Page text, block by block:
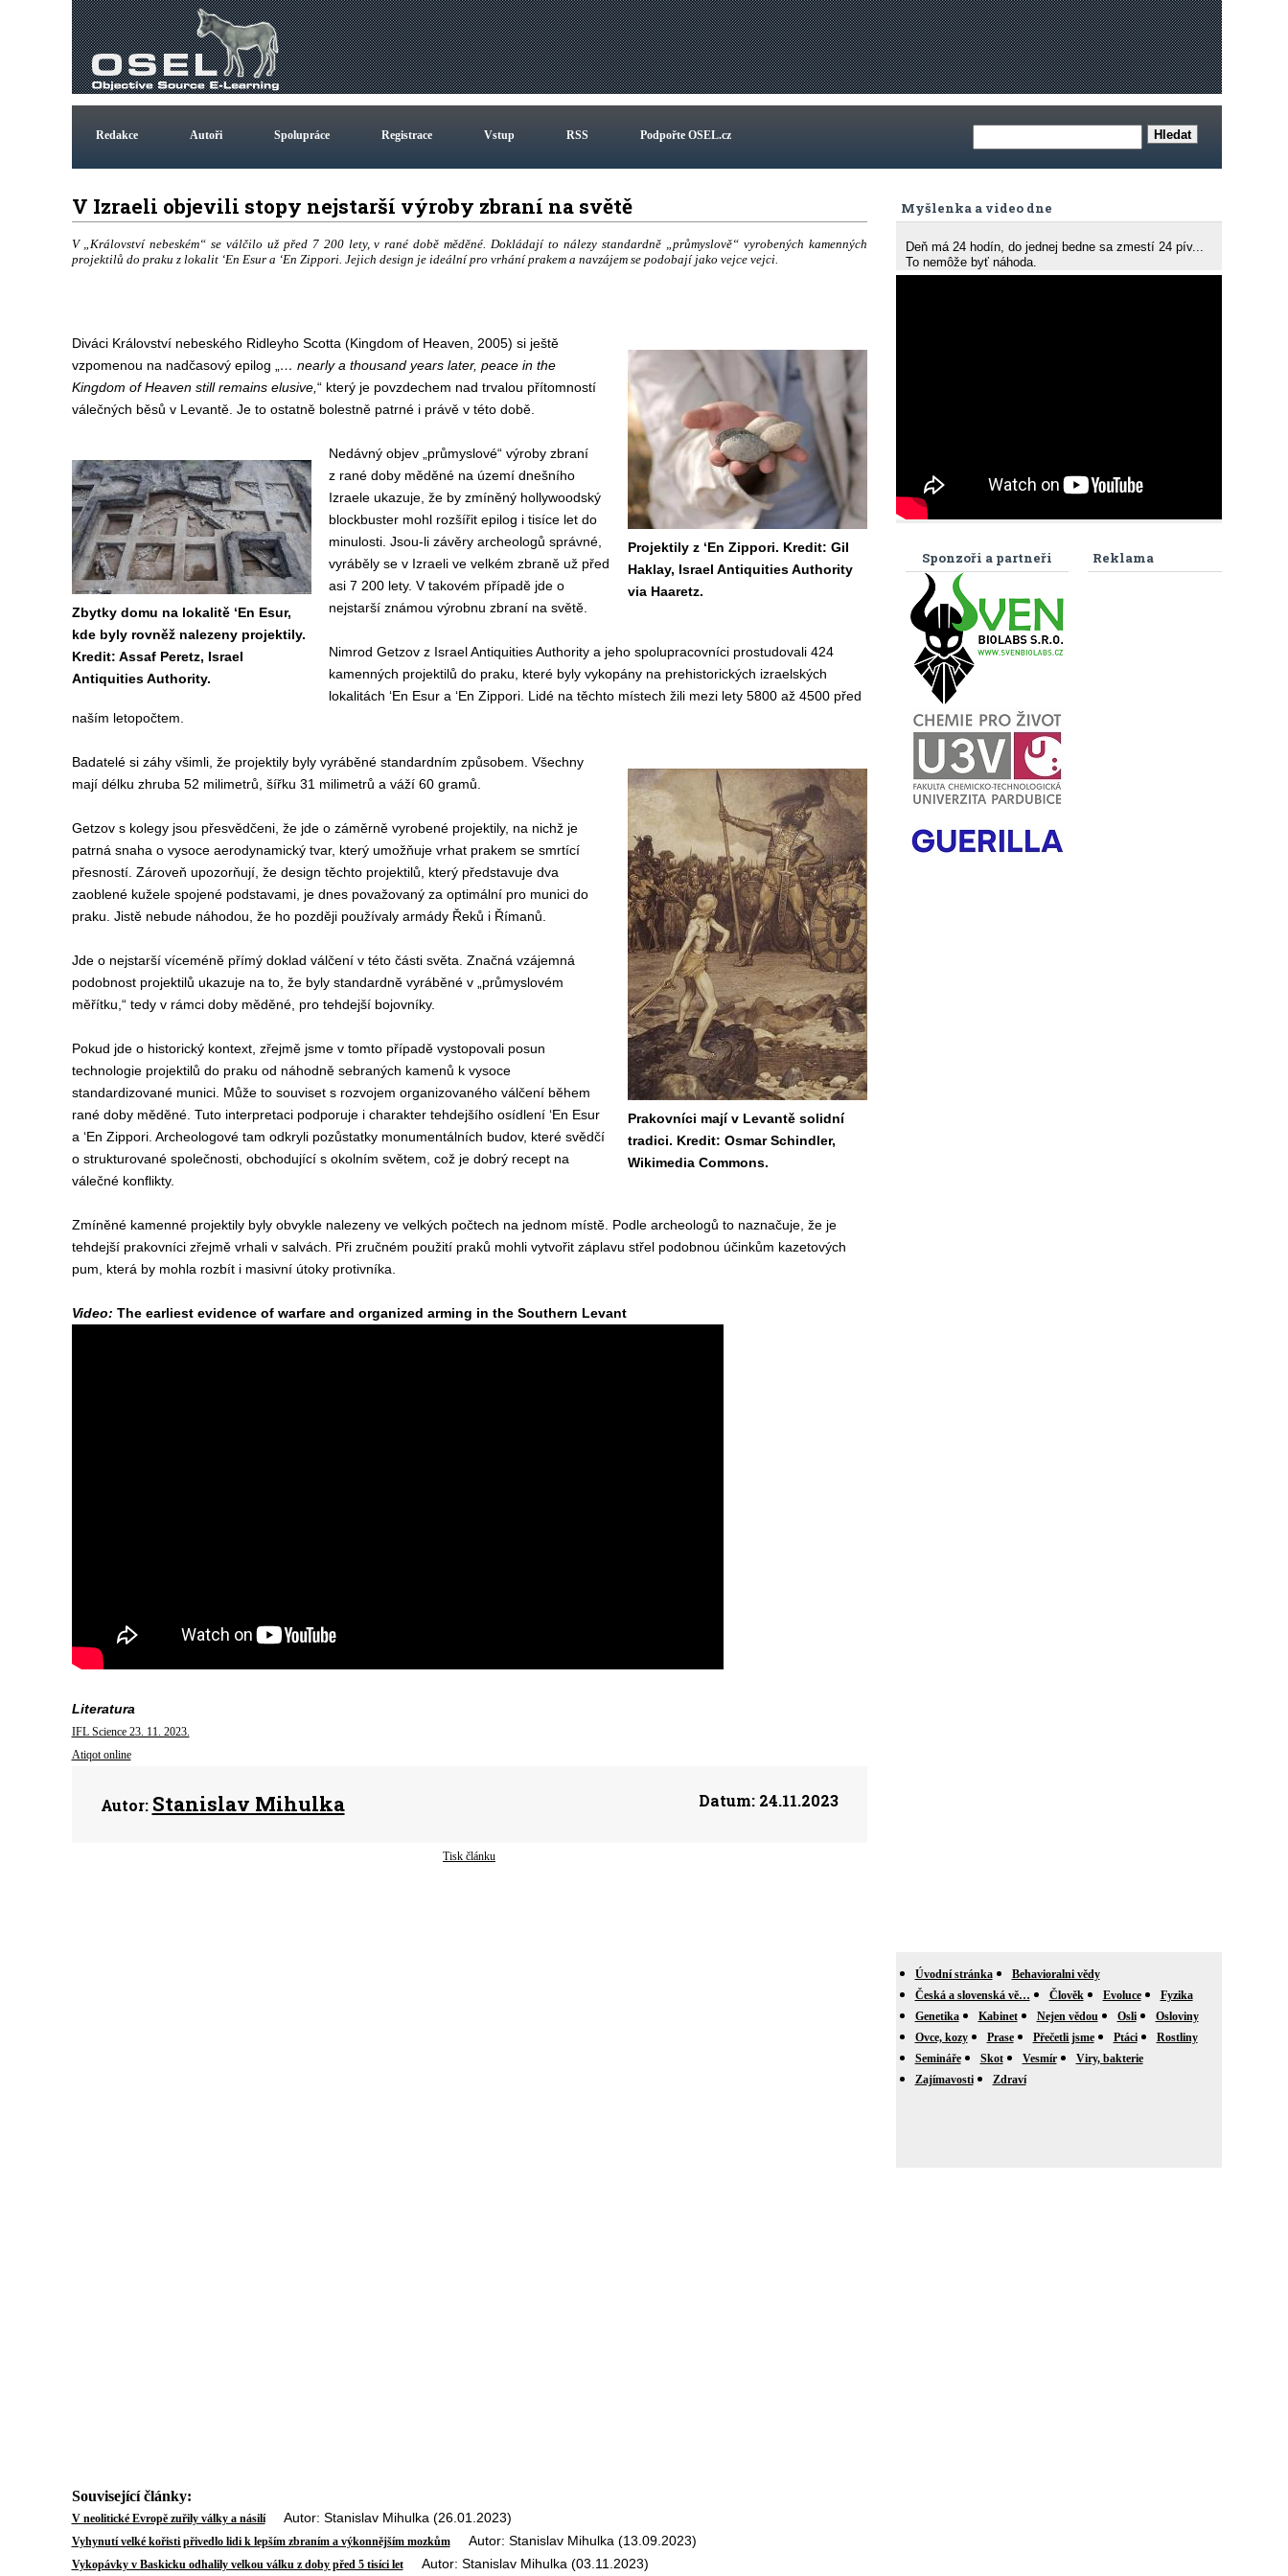
Redakce Autoři Spolupráce Registrace Vstup RSS Podpořte OSEL.cz
V Izraeli objevili stopy nejstarší výroby zbraní na světě
V „Království nebeském“ se válčilo už před 7 200 lety, v rané době měděné. Dokládají to nálezy standardně „průmyslově“ vyrobených kamenných
projektilů do praku z lokalit ‘En Esur a ‘En Zippori. Jejich design je ideální pro vrhání prakem a navzájem se podobají jako vejce vejci.
Projektily z ‘En Zippori. Kredit: Gil
Haklay, Israel Antiquities Authority
via Haaretz.
Diváci Království nebeského Ridleyho Scotta (Kingdom of Heaven, 2005) si ještě
vzpomenou na nadčasový epilog „ … nearly a thousand years later, peace in the
Kingdom of Heaven still remains elusive, “ který je povzdechem nad trvalou přítomností
válečných běsů v Levantě. Je to ostatně bolestně patrné i právě v této době.
Zbytky domu na lokalitě ‘En Esur,
kde byly rovněž nalezeny projektily.
Kredit: Assaf Peretz, Israel
Antiquities Authority.
Nedávný objev „průmyslové“ výroby zbraní
z rané doby měděné na území dnešního
Izraele ukazuje, že by zmíněný hollywoodský
blockbuster mohl rozšířit epilog i tisíce let do
minulosti. Jsou-li závěry archeologů správné,
vyráběly se v Izraeli ve velkém zbraně už před
asi 7 200 lety. V takovém případě jde o
nejstarší známou výrobnu zbraní na světě.
Nimrod Getzov z Israel Antiquities Authority a jeho spolupracovníci prostudovali 424
kamenných projektilů do praku, které byly vykopány na prehistorických izraelských
lokalitách ‘En Esur a ‘En Zippori. Lidé na těchto místech žili mezi lety 5800 až 4500 před
naším letopočtem.
Prakovníci mají v Levantě solidní
tradici. Kredit: Osmar Schindler,
Wikimedia Commons.
Badatelé si záhy všimli, že projektily byly vyráběné standardním způsobem. Všechny
mají délku zhruba 52 milimetrů, šířku 31 milimetrů a váží 60 gramů.
Getzov s kolegy jsou přesvědčeni, že jde o záměrně vyrobené projektily, na nichž je
patrná snaha o vysoce aerodynamický tvar, který umožňuje vrhat prakem se smrtící
přesností. Zároveň upozorňují, že design těchto projektilů, který představuje dva
zaoblené kužele spojené podstavami, je dnes považovaný za optimální pro munici do
praku. Jistě nebude náhodou, že ho později používaly armády Řeků i Římanů.
Jde o nejstarší víceméně přímý doklad válčení v této části světa. Značná vzájemná
podobnost projektilů ukazuje na to, že byly standardně vyráběné v „průmyslovém
měřítku,“ tedy v rámci doby měděné, pro tehdejší bojovníky.
Pokud jde o historický kontext, zřejmě jsme v tomto případě vystopovali posun
technologie projektilů do praku od náhodně sebraných kamenů k vysoce
standardizované munici. Může to souviset s rozvojem organizovaného válčení během
rané doby měděné. Tuto interpretaci podporuje i charakter tehdejšího osídlení ‘En Esur
a ‘En Zippori. Archeologové tam odkryli pozůstatky monumentálních budov, které svědčí
o strukturované společnosti, obchodující s okolním světem, což je dobrý recept na
válečné konflikty.
Zmíněné kamenné projektily byly obvykle nalezeny ve velkých počtech na jednom místě. Podle archeologů to naznačuje, že je
tehdejší prakovníci zřejmě vrhali v salvách. Při zručném použití praků mohli vytvořit záplavu střel podobnou účinkům kazetových
pum, která by mohla rozbít i masivní útoky protivníka.
Video: The earliest evidence of warfare and organized arming in the Southern Levant
Literatura
IFL Science 23. 11. 2023.
Atiqot online
Autor: Stanislav Mihulka Datum:24.11.2023
Tisk článku
Související články:
V neolitické Evropě zuřily války a násilíAutor: Stanislav Mihulka (26.01.2023)
Vyhynutí velké kořisti přivedlo lidi k lepším zbraním a výkonnějším mozkůmAutor: Stanislav Mihulka (13.09.2023)
Vykopávky v Baskicku odhalily velkou válku z doby před 5 tisíci letAutor: Stanislav Mihulka (03.11.2023)
Myšlenka a video dne
Deň má 24 hodín, do jednej bedne sa zmestí 24 pív...
To nemôže byť náhoda.
Reklama
Sponzoři a partneři
Úvodní stránka
Behavioralni vědy
Česká a slovenská vě…
Člověk Evoluce
Fyzika
Genetika
Kabinet Nejen vědou Osli
Osloviny
Ovce, kozy
Prase Přečetli jsme Ptáci
Rostliny
Semináře
Skot Vesmír
Viry, bakterie
Zajímavosti
Zdraví